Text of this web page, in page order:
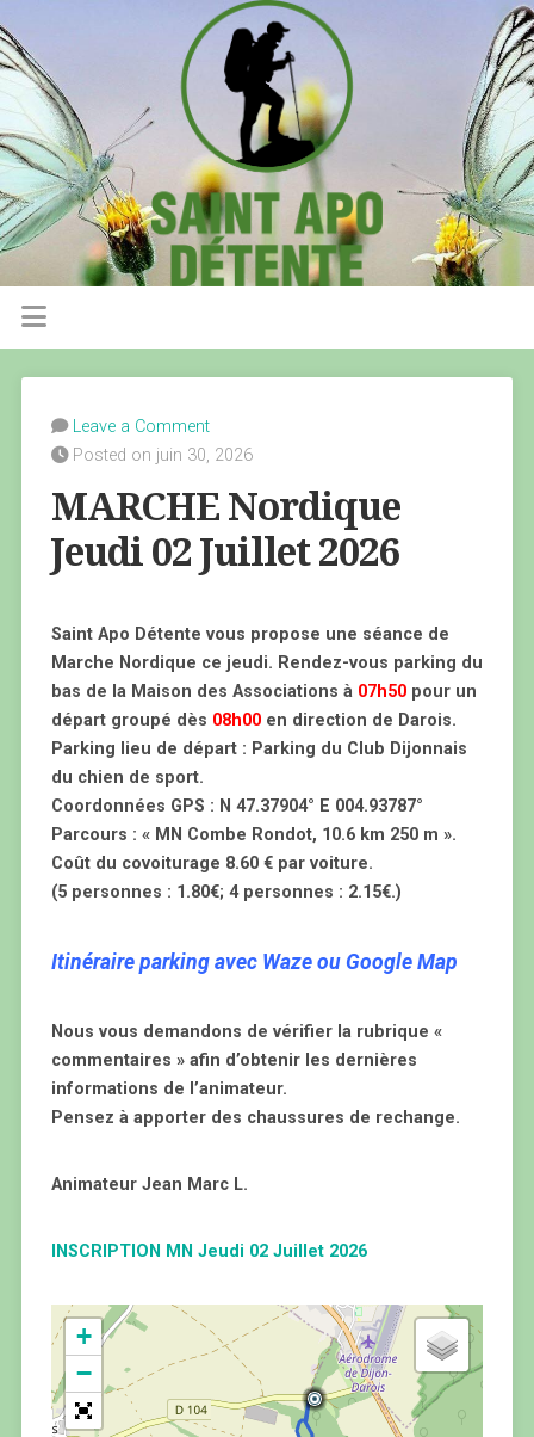
Leave a Comment
Posted on juin 30, 2026
MARCHE Nordique
Jeudi 02 Juillet 2026
Saint Apo Détente vous propose une séance de
Marche Nordique ce jeudi. Rendez-vous parking du
bas de la Maison des Associations à 07h50pour un
départ groupé dès 08h00en direction de Darois.
Parking lieu de départ : Parking du Club Dijonnais
du chien de sport.
Coordonnées GPS : N 47.37904° E 004.93787°
Parcours : « MN Combe Rondot, 10.6 km 250 m ».
Coût du covoiturage 8.60 € par voiture.
(5 personnes : 1.80€; 4 personnes : 2.15€.)
Itinéraire parking avec Waze ou Google Map
Nous vous demandons de vérifier la rubrique «
commentaires » afin d’obtenir les dernières
informations de l’animateur.
Pensez à apporter des chaussures de rechange.
Animateur Jean Marc L.
INSCRIPTION MN Jeudi 02 Juillet 2026
+
−